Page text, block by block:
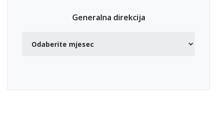
Generalna direkcija